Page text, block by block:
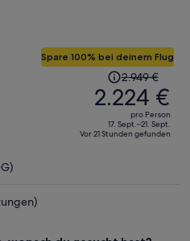
Spare 100% bei deinem Flug
Der
Preis
betrug
2.949 €,
jetzt
2.949 €
2.224 €
pro Person
17. Sept.–21. Sept.
Vor 21 Stunden gefunden